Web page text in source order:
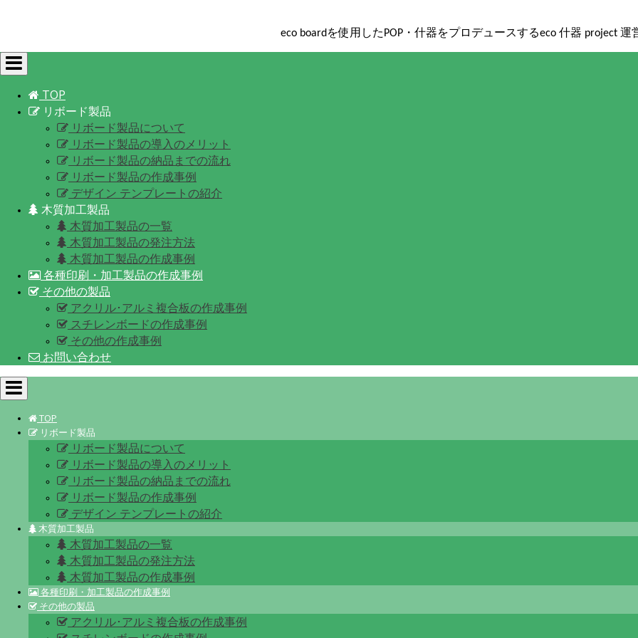
eco boardを使用したPOP・什器をプロデュースするeco 什器 project 運
Toggle
navigation
TOP
リボード製品
リボード製品について
リボード製品の導入のメリット
リボード製品の納品までの流れ
リボード製品の作成事例
デザイン テンプレートの紹介
木質加工製品
木質加工製品の一覧
木質加工製品の発注方法
木質加工製品の作成事例
各種印刷・加工製品の作成事例
その他の製品
アクリル･アルミ複合板の作成事例
スチレンボードの作成事例
その他の作成事例
お問い合わせ
Toggle
navigation
TOP
リボード製品
リボード製品について
リボード製品の導入のメリット
リボード製品の納品までの流れ
リボード製品の作成事例
デザイン テンプレートの紹介
木質加工製品
木質加工製品の一覧
木質加工製品の発注方法
木質加工製品の作成事例
各種印刷・加工製品の作成事例
その他の製品
アクリル･アルミ複合板の作成事例